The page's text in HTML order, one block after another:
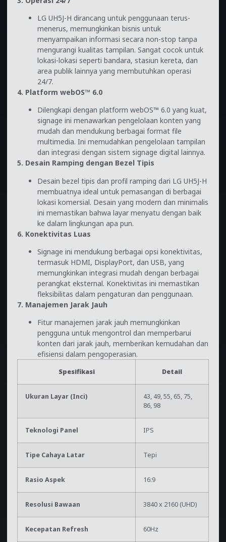
LG UH5J-H dirancang untuk penggunaan terus-
menerus, memungkinkan bisnis untuk
menyampaikan informasi secara non-stop tanpa
mengurangi kualitas tampilan. Sangat cocok untuk
lokasi-lokasi seperti bandara, stasiun kereta, dan
area publik lainnya yang membutuhkan operasi
24/7.
4. Platform webOS™ 6.0
Dilengkapi dengan platform webOS™ 6.0 yang kuat,
signage ini menawarkan pengelolaan konten yang
mudah dan mendukung berbagai format file
multimedia. Ini memudahkan pengelolaan tampilan
dan integrasi dengan sistem signage digital lainnya.
5. Desain Ramping dengan Bezel Tipis
Desain bezel tipis dan profil ramping dari LG UH5J-H
membuatnya ideal untuk pemasangan di berbagai
lokasi komersial. Desain yang modern dan minimalis
ini memastikan bahwa layar menyatu dengan baik
ke dalam lingkungan apa pun.
6. Konektivitas Luas
Signage ini mendukung berbagai opsi konektivitas,
termasuk HDMI, DisplayPort, dan USB, yang
memungkinkan integrasi mudah dengan berbagai
perangkat eksternal. Konektivitas ini memastikan
fleksibilitas dalam pengaturan dan penggunaan.
7. Manajemen Jarak Jauh
Fitur manajemen jarak jauh memungkinkan
pengguna untuk mengontrol dan memperbarui
konten dari jarak jauh, memberikan kemudahan dan
efisiensi dalam pengoperasian.
Spesifikasi Detail
Ukuran Layar (Inci)
43, 49, 55, 65, 75,
86, 98
Teknologi Panel IPS
Tipe Cahaya Latar Tepi
Rasio Aspek 16:9
Resolusi Bawaan 3840 x 2160 (UHD)
Kecepatan Refresh 60Hz